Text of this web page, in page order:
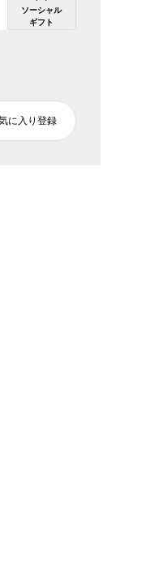
ソーシャル
ギフト
に入り登録